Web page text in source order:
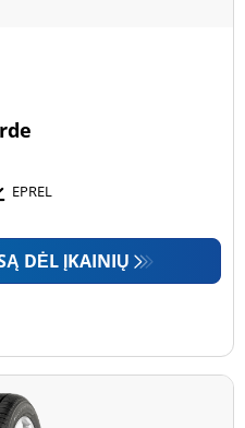
EPREL
DĖL ĮKAINIŲ